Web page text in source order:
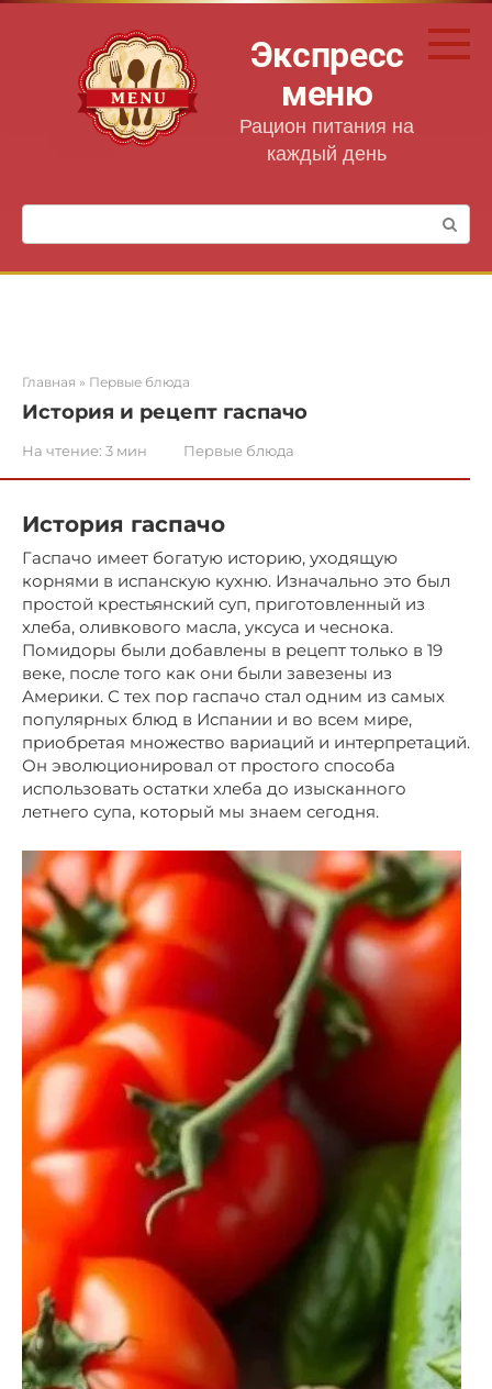
Перейти
Экспресс
меню
Рацион питания на
каждый день
Поиск:
Главная » Первые блюда
История и рецепт гаспачо
На чтение: 3 мин Первые блюда
История гаспачо
Гаспачо имеет богатую историю, уходящую
корнями в испанскую кухню. Изначально это был
простой крестьянский суп, приготовленный из
хлеба, оливкового масла, уксуса и чеснока.
Помидоры были добавлены в рецепт только в 19
веке, после того как они были завезены из
Америки. С тех пор гаспачо стал одним из самых
популярных блюд в Испании и во всем мире,
приобретая множество вариаций и интерпретаций.
Он эволюционировал от простого способа
использовать остатки хлеба до изысканного
летнего супа, который мы знаем сегодня.